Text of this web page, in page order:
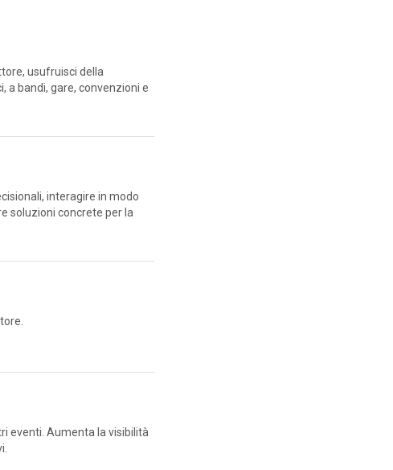
usufruisci della
a bandi, gare, convenzioni e
interagire in modo
soluzioni concrete per la
eventi. Aumenta la visibilità